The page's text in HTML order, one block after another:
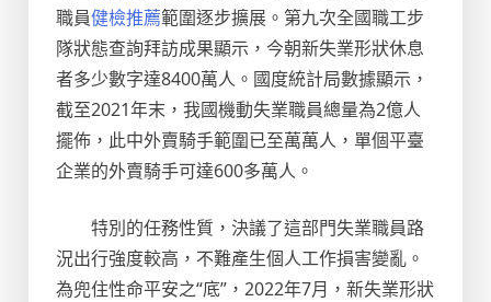
職員健檢推薦範圍逐步擴展。第九次全國職工步
隊狀態查詢拜訪成果顯示，今朝新失業形狀休息
者多少數字達8400萬人。國度統計局數據顯示，
截至2021年末，我國機動失業職員總量為2億人
擺佈，此中外賣騎手範圍已至萬萬人，單個平臺
企業的外賣騎手可達600多萬人。
特別的任務性質，決議了這部門失業職員路
況出行強度較高，不難產生個人工作損害變亂。
為兜住性命平安之“底”，2022年7月，新失業形狀